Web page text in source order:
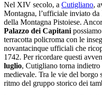
Nel XIV secolo, a Cutigliano,
Montagna, l’ufficiale inviato da
della Montagna Pistoiese.
Palazzo dei Capitani
terracotta policroma con le
novantacinque ufficiali che
1742. Per ricordare questi
luglio, Cutigliano torna indietro
medievale. Tra le vie del borgo
ritmo del gruppo storico dei